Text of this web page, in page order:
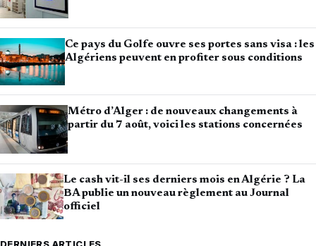
Ce pays du Golfe ouvre ses portes sans visa : les
Algériens peuvent en profiter sous conditions
Métro d’Alger : de nouveaux changements à
partir du 7 août, voici les stations concernées
Le cash vit-il ses derniers mois en Algérie ? La
BA publie un nouveau règlement au Journal
officiel
DERNIERS ARTICLES